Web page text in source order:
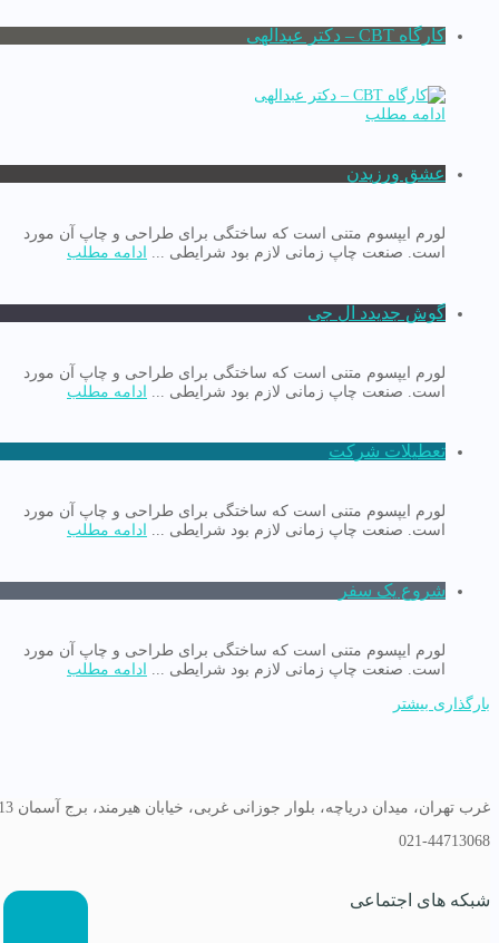
کارگاه CBT – دکتر عبدالهی
ادامه مطلب
عشق ورزیدن
لورم ایپسوم متنی است که ساختگی برای طراحی و چاپ آن مورد
است. صنعت چاپ زمانی لازم بود شرایطی ...ادامه مطلب
گوش جدیدد ال جی
لورم ایپسوم متنی است که ساختگی برای طراحی و چاپ آن مورد
است. صنعت چاپ زمانی لازم بود شرایطی ...
ادامه مطلب
تعطیلات شرکت
لورم ایپسوم متنی است که ساختگی برای طراحی و چاپ آن مورد
است. صنعت چاپ زمانی لازم بود شرایطی ...ادامه مطلب
شروع یک سفر
لورم ایپسوم متنی است که ساختگی برای طراحی و چاپ آن مورد
است. صنعت چاپ زمانی لازم بود شرایطی ...
ادامه مطلب
بارگذاری بیشتر
غرب تهران، میدان دریاچه، بلوار جوزانی غربی، خیابان هیرمند، برج آسمان 13
021-44713068
شبکه های اجتماعی